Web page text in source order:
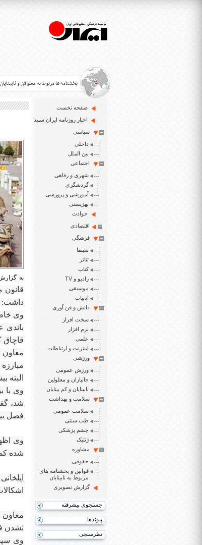
بخشنامه ها مربوط به معلولان و نابینایان
>
قانون حمایت از حقوق معلولان
اخبار حوزه معلولان و نابینایان
>
ایران سپید سایت خبری نابینایان و
>
صفحه نخست
اخبار روزنامه ایران سپید
سیاسی
داخلی
بین الملل
اجتماعی
شهری و رفاهی
گردشگری
آموزشی و پرورشی
بهزیستی
حوادث
اقتصادی
فرهنگی
سینما
تئاتر
کتاب
رادیو و TV
موسیقی
ادبیات
دانش و فن آوری
سخت افزار
نرم افزار
علمی
اینترنت و ارتباطات
ورزشی
ورزش عمومی
جانبازان و معلولین
نابینایان و کم بینایان
سلامت و بهداشت
سلامت عمومی
طب سنتی
چشم پزشکی
ژنتیک
مشاوره
حقوقی
قوانین و بخشنامه های
مربوط به نابینایان
گزارش تصویری
جستجوی پیشرفته
پیوندها
نظرسنجی
به
قانون
داشت:
وی
باندی
قاچاق
البته
وی با
شد،
فصل بیش از 20 ماده برای روانسازی و
وی
شده
معاون
نشدن
وی